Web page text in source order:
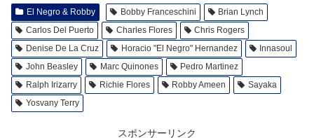
El Negro & Robby Bobby Franceschini
Brian Lynch
Carlos Del Puerto
Charles Flores
Chris Rogers
Denise De La Cruz
Horacio "El Negro" Hernandez
Innasoul
John Beasley
Marc Quinones
Pedro Martinez
Ralph Irizarry
Richie Flores Robby Ameen
Sayaka
Yosvany Terry
スポンサーリンク